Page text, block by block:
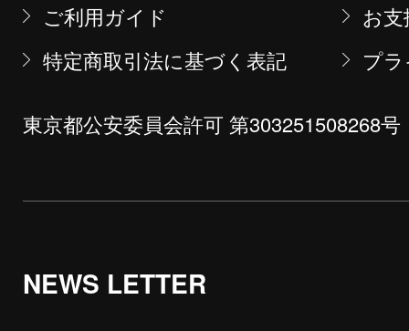
ご利用ガイド
お
特定商取引法に基づく表記
プ
東京都公安委員会許可 第303251508268号
NEWS LETTER